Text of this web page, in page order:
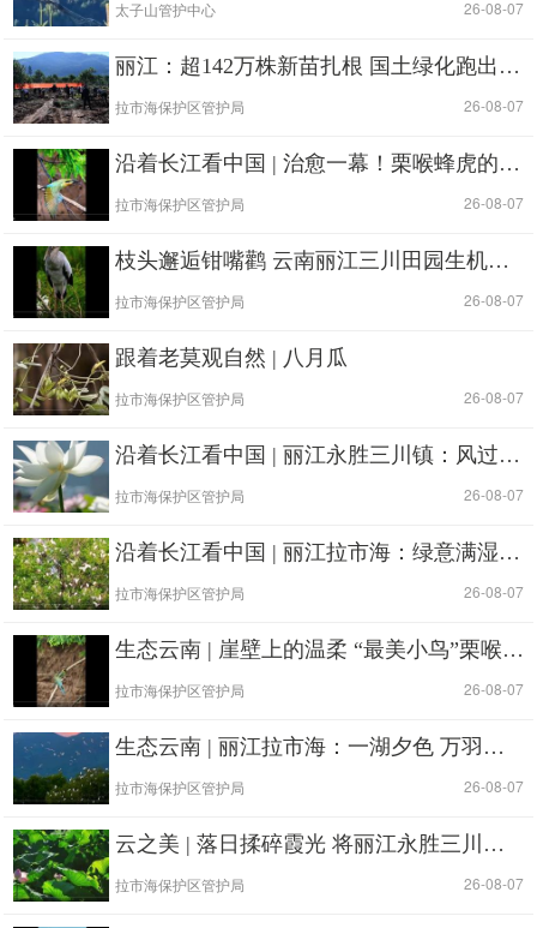
太子山管护中心 | 26-08-07
丽江：超142万株新苗扎根 国土绿化跑出“加速度”
拉市海保护区管护局 | 26-08-07
沿着长江看中国 | 治愈一幕！栗喉蜂虎的亲子时刻
拉市海保护区管护局 | 26-08-07
枝头邂逅钳嘴鹳 云南丽江三川田园生机盎然
拉市海保护区管护局 | 26-08-07
跟着老莫观自然 | 八月瓜
拉市海保护区管护局 | 26-08-07
沿着长江看中国 | 丽江永胜三川镇：风过荷香 织就生生不息的夏日华章
拉市海保护区管护局 | 26-08-07
沿着长江看中国 | 丽江拉市海：绿意满湿地 白鹭栖枝头
拉市海保护区管护局 | 26-08-07
生态云南 | 崖壁上的温柔 “最美小鸟”栗喉蜂虎
拉市海保护区管护局 | 26-08-07
生态云南 | 丽江拉市海：一湖夕色 万羽归宁
拉市海保护区管护局 | 26-08-07
云之美 | 落日揉碎霞光 将丽江永胜三川酿成一杯微醺的酒
拉市海保护区管护局 | 26-08-07